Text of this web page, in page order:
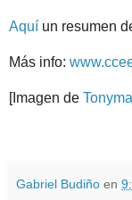
Aquí un resumen
Más info:
[Imagen de
Gabriel Budiño en